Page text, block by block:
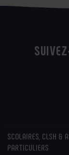
SCOLAIRES, CLSH &
PARTICULIERS